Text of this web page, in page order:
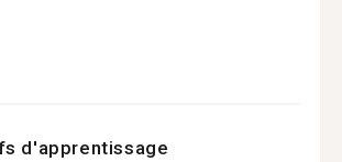
d'apprentissage